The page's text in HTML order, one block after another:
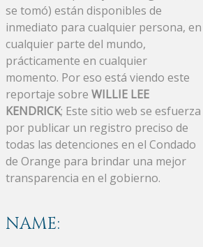
se tomó) están disponibles de
inmediato para cualquier persona, en
cualquier parte del mundo,
prácticamente en cualquier
momento. Por eso está viendo este
reportaje sobre WILLIE LEE
KENDRICK; Este sitio web se esfuerza
por publicar un registro preciso de
todas las detenciones en el Condado
de Orange para brindar una mejor
transparencia en el gobierno.
NAME: